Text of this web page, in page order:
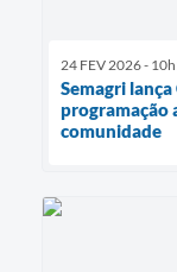
24 FEV 2026 -
Semagri
programação
comunidade